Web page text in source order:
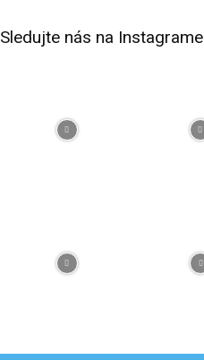
Sledujte nás na Instagrame